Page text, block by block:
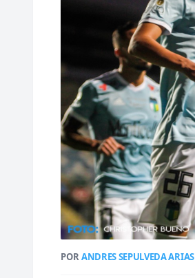
PORANDRES SEPULVEDA ARIAS